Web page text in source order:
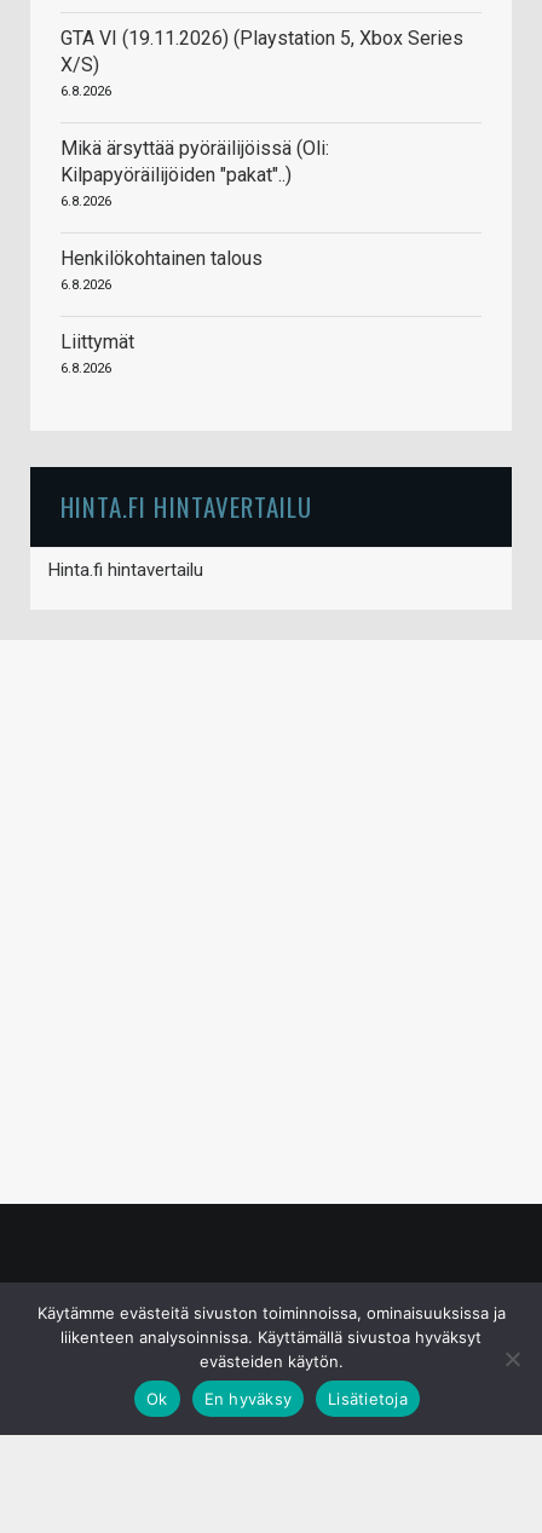
GTA VI (19.11.2026) (Playstation 5, Xbox Series
X/S)
6.8.2026
Mikä ärsyttää pyöräilijöissä (Oli:
Kilpapyöräilijöiden "pakat"..)
6.8.2026
Henkilökohtainen talous
6.8.2026
Liittymät
6.8.2026
HINTA.FI HINTAVERTAILU
Hinta.fi hintavertailu
Käytämme evästeitä sivuston toiminnoissa, ominaisuuksissa ja
liikenteen analysoinnissa. Käyttämällä sivustoa hyväksyt
evästeiden käytön.
Ok
En hyväksy Lisätietoja